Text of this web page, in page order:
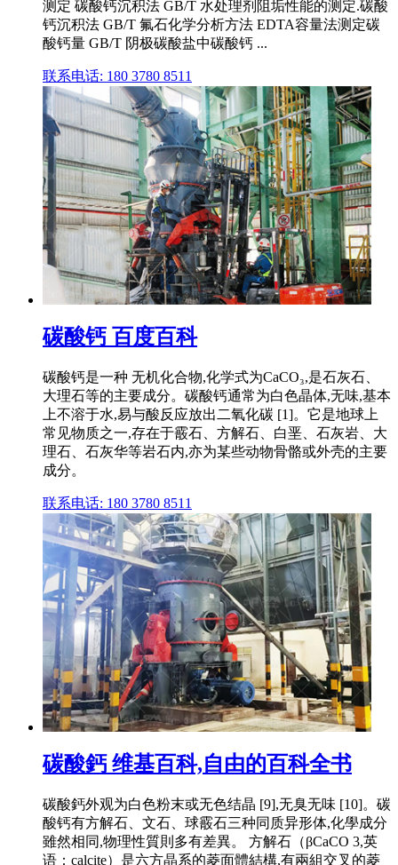
测定 碳酸钙沉积法 GB/T 水处理剂阻垢性能的测定.碳酸
钙沉积法 GB/T 氟石化学分析方法 EDTA容量法测定碳
酸钙量 GB/T 阴极碳酸盐中碳酸钙 ...
联系电话: 180 3780 8511
碳酸钙 百度百科
碳酸钙是一种 无机化合物,化学式为CaCO₃,是石灰石、
大理石等的主要成分。碳酸钙通常为白色晶体,无味,基本
上不溶于水,易与酸反应放出二氧化碳 [1]。它是地球上
常见物质之一,存在于霰石、方解石、白垩、石灰岩、大
理石、石灰华等岩石内,亦为某些动物骨骼或外壳的主要
成分。
联系电话: 180 3780 8511
碳酸鈣 维基百科,自由的百科全书
碳酸鈣外观为白色粉末或无色结晶 [9],无臭无味 [10]。碳
酸钙有方解石、文石、球霰石三种同质异形体,化學成分
雖然相同,物理性質則多有差異。 方解石（βCaCO 3,英
语：calcite）是六方晶系的菱面體結構,有兩組交叉的菱